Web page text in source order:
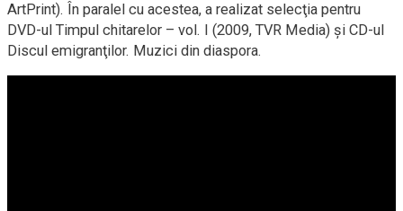
ArtPrint). În paralel cu acestea, a realizat selecţia pentru
DVD-ul Timpul chitarelor – vol. I (2009, TVR Media) şi CD-ul
Discul emigranţilor. Muzici din diaspora.